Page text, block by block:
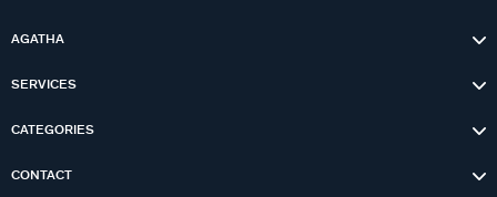
AGATHA
SERVICES
CATEGORIES
CONTACT